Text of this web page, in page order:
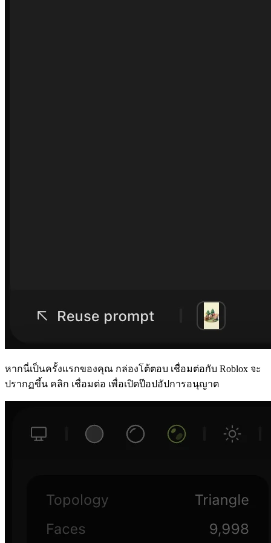
หากนี่เป็นครั้งแรกของคุณ กล่องโต้ตอบ เชื่อมต่อกับ Roblox จะ
ปรากฏขึ้น คลิก เชื่อมต่อ เพื่อเปิดป๊อปอัปการอนุญาต